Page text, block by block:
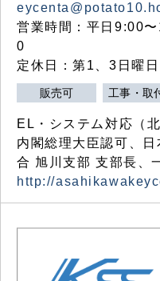
営業時間：平日9:00
0
定休日：第1、3日曜日
販売可 工事・取
EL・システム対応（北
内閣総理大臣認可、
合 旭川支部 支部長、
http://